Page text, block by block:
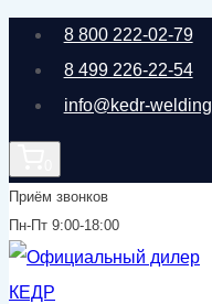
Перейти
содержимому
8 800 222-02-79
8 499 226-22-54
info@kedr-
Приём звонков
Пн-Пт 9:00-18:00